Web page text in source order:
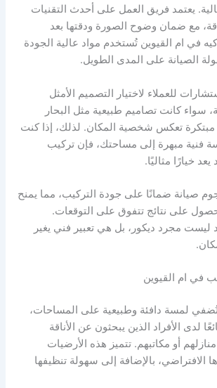
يعتمد فريق العمل على أحدث التقنيات
مع ضمان وضوح الصورة ودقتها بعد
في ام القيوين تُستخدم مواد عالية الجودة
الصيانة على المدى الطويل.
للعملاء لاختيار التصميم الأمثل
سواء كانت تصاميم طبيعية مثل البحار
مبتكرة تعكس شخصية المكان. لذلك، إذا كنت
فنية مبهرة إلى مساحتك، فإن تركيب
يعد خيارًا مثاليًا.
صيانة ضمانًا على جودة التركيب، مما يمنح
على نتائج تتفوق على التوقعات.
ليست مجرد ديكور، بل هي تعبير فني يغير
في ام القيوين
لمسة دافئة وطبيعية على المساحات،
لدى الأفراد الذين يبحثون عن الأناقة
أو مكاتبهم. تتميز هذه الأرضيات
الافتراضي، بالإضافة إلى سهولة تنظيفها